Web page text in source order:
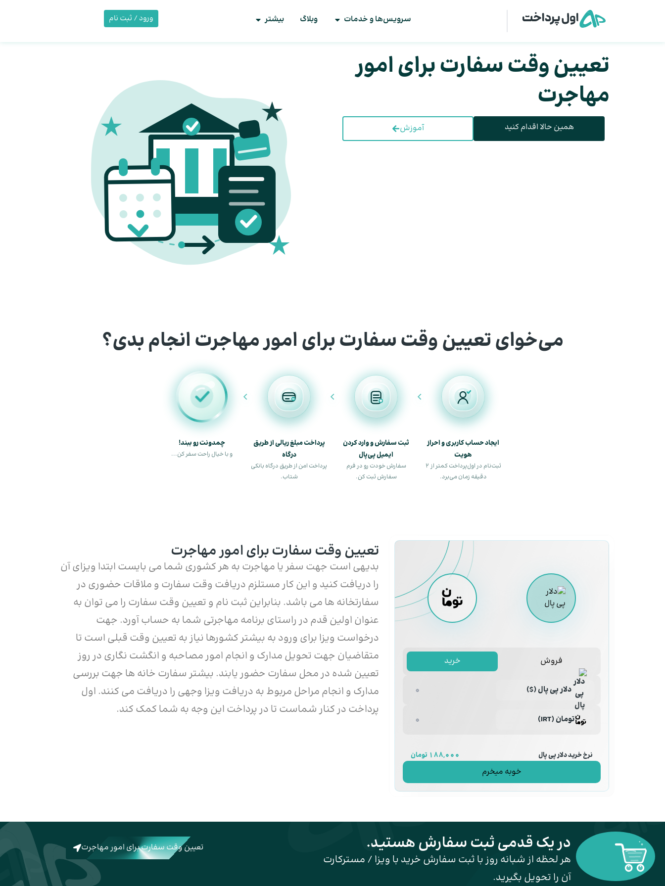
سرویس‌ها و خدمات وبلاگ بیشتر ورود / ثبت نام
تعیین وقت سفارت برای امور
مهاجرت
همین حالا اقدام کنید آموزش
می‌خوای تعیین وقت سفارت برای امور مهاجرت انجام بدی؟
ایجاد حساب کاربری و احراز
هویت
ثبت‌نام در اول‌پرداخت کمتر از ۲
دقیقه زمان می‌برد.
ثبت سفارش و وارد کردن
ایمیل پی‌پال
سفارش خودت رو در فرم
سفارش ثبت کن.
پرداخت مبلغ ریالی از طریق
درگاه
پرداخت امن از طریق درگاه بانکی
شتاب.
چمدونت رو ببند!
و با خیال راحت سفر کن...
تعیین وقت سفارت برای امور مهاجرت
بدیهی است جهت سفر یا مهاجرت به هر کشوری شما می بایست ابتدا ویزای آن
را دریافت کنید و این کار مستلزم دریافت وقت سفارت و ملاقات حضوری در
سفارتخانه ها می باشد. بنابراین ثبت نام و تعیین وقت سفارت را می توان به
عنوان اولین قدم در راستای برنامه مهاجرتی شما به حساب آورد. جهت
درخواست ویزا برای ورود به بیشتر کشورها نیاز به تعیین وقت قبلی است تا
متقاضیان جهت تحویل مدارک و انجام امور مصاحبه و انگشت نگاری در روز
تعیین شده در محل سفارت حضور یابند. بیشتر سفارت خانه ها جهت بررسی
مدارک و انجام مراحل مربوط به دریافت ویزا وجهی را دریافت می کنند. اول
پرداخت در کنار شماست تا در پرداخت این وجه به شما کمک کند.
فروش خرید
دلار پی پال ($)
تومان (IRT)
نرخ خرید دلار پی پال 188,000 تومان
خوبه میخرم
تعیین وقت سفارت برای امور مهاجرت در یک قدمی ثبت سفارش هستید.
هر لحظه از شبانه روز با ثبت سفارش خرید با ویزا / مسترکارت
آن را تحویل بگیرید.